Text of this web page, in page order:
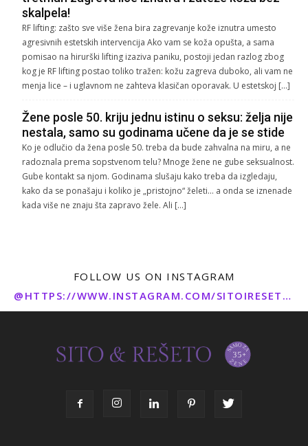
skalpela!
RF lifting: zašto sve više žena bira zagrevanje kože iznutra umesto
agresivnih estetskih intervencija Ako vam se koža opušta, a sama
pomisao na hirurški lifting izaziva paniku, postoji jedan razlog zbog
kog je RF lifting postao toliko tražen: kožu zagreva duboko, ali vam ne
menja lice – i uglavnom ne zahteva klasičan oporavak. U estetskoj […]
Žene posle 50. kriju jednu istinu o seksu: želja nije
nestala, samo su godinama učene da je se stide
Ko je odlučio da žena posle 50. treba da bude zahvalna na miru, a ne
radoznala prema sopstvenom telu? Mnoge žene ne gube seksualnost.
Gube kontakt sa njom. Godinama slušaju kako treba da izgledaju,
kako da se ponašaju i koliko je „pristojno“ želeti… a onda se iznenade
kada više ne znaju šta zapravo žele. Ali […]
FOLLOW US ON INSTAGRAM
@HTTPS://WWW.INSTAGRAM.COM/SITOIRESETO/